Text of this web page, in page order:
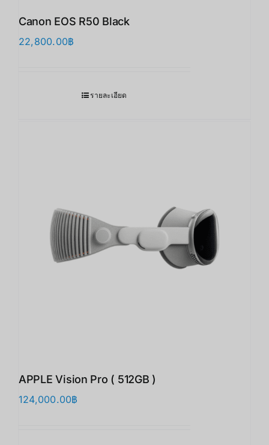
Canon EOS R50 Black
22,800.00฿
รายละเอียด
APPLE Vision Pro ( 512GB )
124,000.00฿